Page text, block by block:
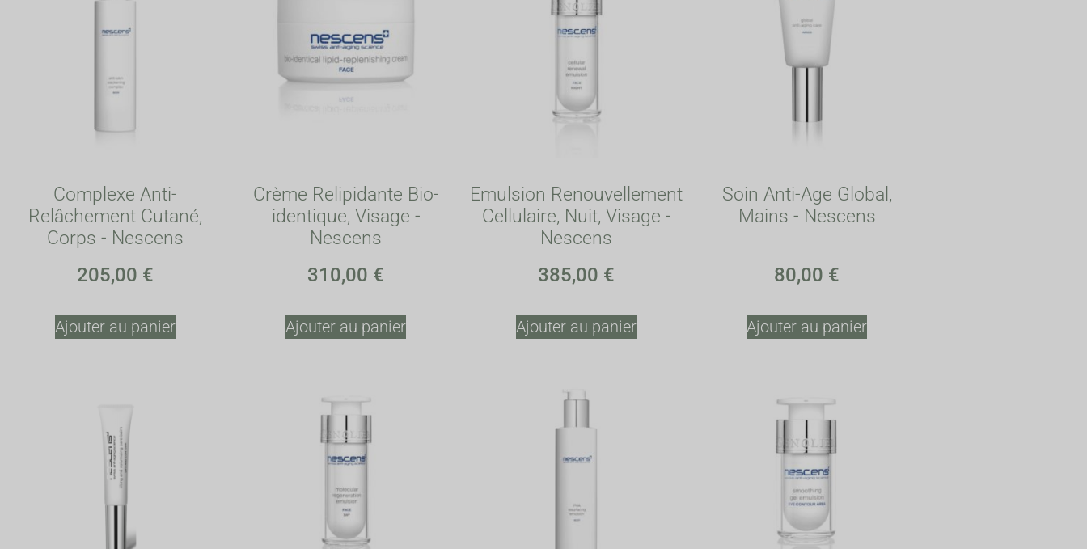
Complexe Anti-
Relâchement Cutané,
Corps - Nescens
205,00 €
Ajouter au panier
Crème Relipidante Bio-
identique, Visage -
Nescens
310,00 €
Ajouter au panier
Emulsion Renouvellement
Cellulaire, Nuit, Visage -
Nescens
385,00 €
Ajouter au panier
Soin Anti-Age Global,
Mains - Nescens
80,00 €
Ajouter au panier